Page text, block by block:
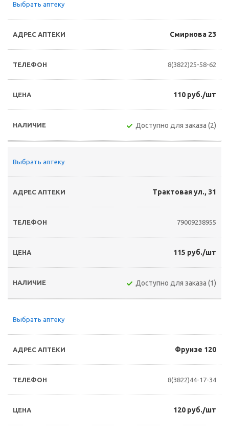
Выбрать аптеку
Смирнова 23
8(3822)25-58-62
110 руб./шт
Доступно для заказа (2)
Выбрать аптеку
Трактовая ул., 31
79009238955
115 руб./шт
Доступно для заказа (1)
Выбрать аптеку
Фрунзе 120
8(3822)44-17-34
120 руб./шт